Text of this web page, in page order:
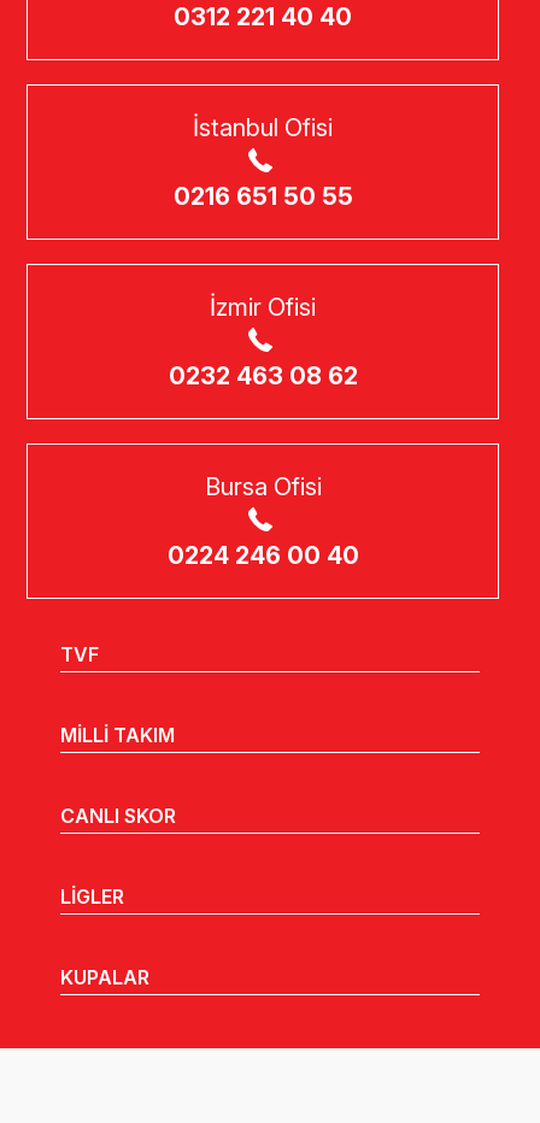
0312 221 40 40
İstanbul Ofisi
0216 651 50 55
İzmir Ofisi
0232 463 08 62
Bursa Ofisi
0224 246 00 40
TVF
MİLLİ TAKIM
CANLI SKOR
LİGLER
KUPALAR